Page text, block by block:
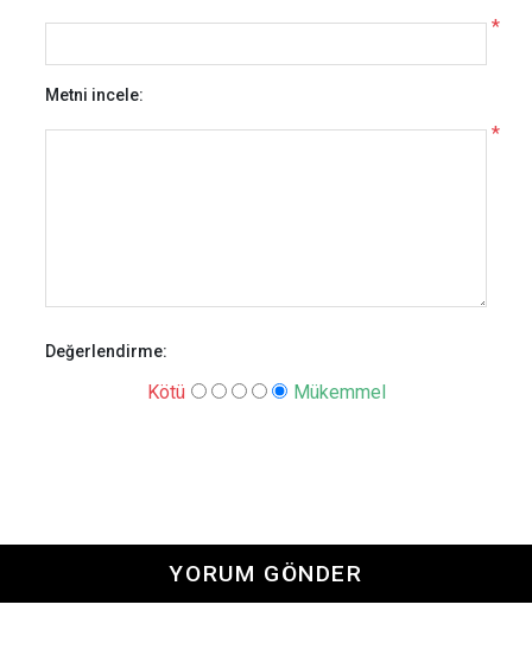
*
Metni incele:
*
Değerlendirme:
Kötü Mükemmel
YORUM GÖNDER